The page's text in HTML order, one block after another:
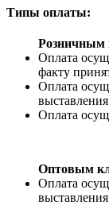
Типы оплаты:
Розничным
Оплата
факту
Оплата
Оплата
Оптовым
Оплата